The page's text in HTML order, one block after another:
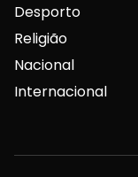
Desporto
Religião
Nacional
Internacional